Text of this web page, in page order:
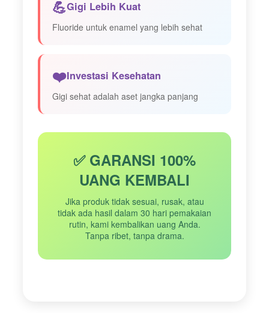
💪Gigi Lebih Kuat
Fluoride untuk enamel yang lebih sehat
❤️Investasi Kesehatan
Gigi sehat adalah aset jangka panjang
✅ GARANSI 100%
UANG KEMBALI
Jika produk tidak sesuai, rusak, atau
tidak ada hasil dalam 30 hari pemakaian
rutin, kami kembalikan uang Anda.
Tanpa ribet, tanpa drama.